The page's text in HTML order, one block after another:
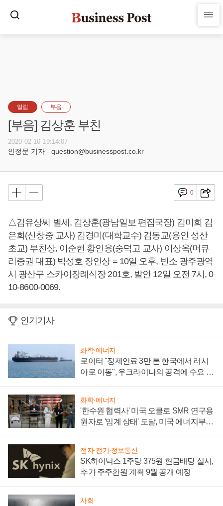
알림 부음
[부음] 김상훈 부친
2020-02-10 19:14:07
안정문 기자 - question@businesspost.co.kr
0
△김유상씨 별세, 김상훈(광남일보 편집국장) 김미희 김
은희(신창중 교사) 김경미(대학교수) 김동교(용인 성산
초교) 부친상, 이순헌 황인용(숭덕고 교사) 이상옥(머큐
리증권 대표) 박성호 장인상 = 10일 오후, 빈소 광주광역
시 광산구 스카이장례식장 201호, 발인 12일 오전 7시, 0
10-8600-0069.
인기기사
화학·에너지
로이터 "정제연료 3만 톤 한국에서 러시
아로 이동", 우크라이나의 공격에 수요 늘
화학·에너지
'한수원 협력사' 미국 오클로 SMR 연구용
원자로 '임계 상태' 도달, 미국 에너지부
전자·전기·정보통신
SK하이닉스 1주당 375원 현금배당 실시,
추가 주주환원 계획 9월 공개 예정
사회